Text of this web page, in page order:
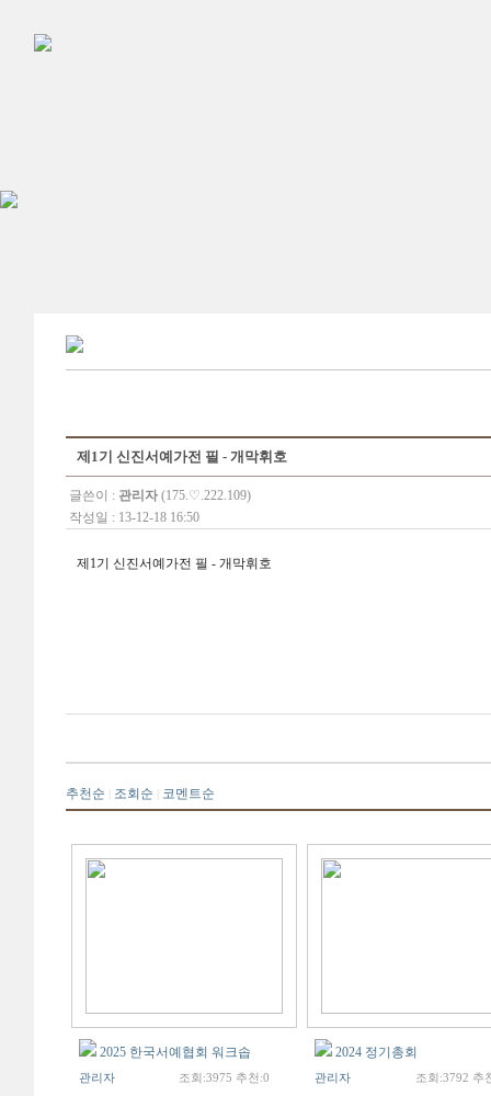
제1기 신진서예가전 필 - 개막휘호
글쓴이 : 관리자 (175.♡.222.109)
작성일 : 13-12-18 16:50
제1기 신진서예가전 필 - 개막휘호
추천순 조회순 코멘트순
2025 한국서예협회 워크솝
관리자 조회:3975 추천:0
2024 정기총회
관리자 조회:3792 추